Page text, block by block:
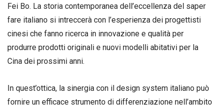
Fei Bo. La storia contemporanea dell’eccellenza del saper
fare italiano si intreccerà con l’esperienza dei progettisti
cinesi che fanno ricerca in innovazione e qualità per
produrre prodotti originali e nuovi modelli abitativi per la
Cina dei prossimi anni.
In quest’ottica, la sinergia con il design system italiano può
fornire un efficace strumento di differenziazione nell’ambito